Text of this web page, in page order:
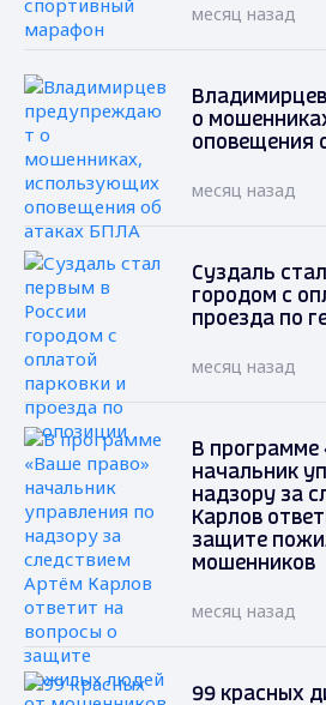
месяц назад
о
оповещения
месяц назад
Суздаль
городом с
проезда по
месяц назад
В программе
начальник
надзору за
Карлов
защите
мошенников
месяц назад
99 красных